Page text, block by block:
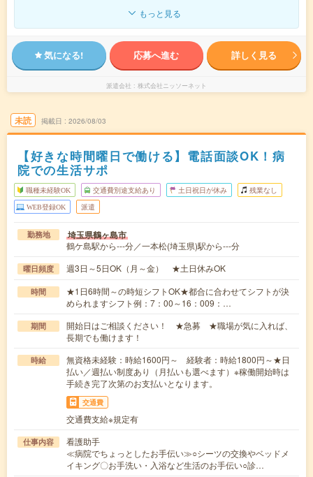
もっと見る
気になる! 応募へ進む 詳しく見る
派遣会社 株式会社ニッソーネット
未読 掲載日 2026/08/03
【好きな時間曜日で働ける】電話面談OK！病
院での生活サポ
職種未経験OK 交通費別途支給あり 土日祝日が休み 残業なし
WEB登録OK 派遣
勤務地 埼玉県鶴ヶ島市
鶴ケ島駅から---分／一本松(埼玉県)駅から---分
曜日頻度 週3日～5日OK（月～金） ★土日休みOK
時間
★1日6時間～の時短シフトOK★都合に合わせてシフトが決
められますシフト例：7：00～16：009：…
期間
開始日はご相談ください！ ★急募 ★職場が気に入れば、
長期でも働けます！
時給
無資格未経験：時給1600円～ 経験者：時給1800円～★日
払い／週払い制度あり（月払いも選べます）※稼働開始時は
手続き完了次第のお支払いとなります。
交通費
交通費支給※規定有
仕事内容
看護助手
≪病院でちょっとしたお手伝い≫○シーツの交換やベッドメ
イキング〇お手洗い・入浴など生活のお手伝い○診…